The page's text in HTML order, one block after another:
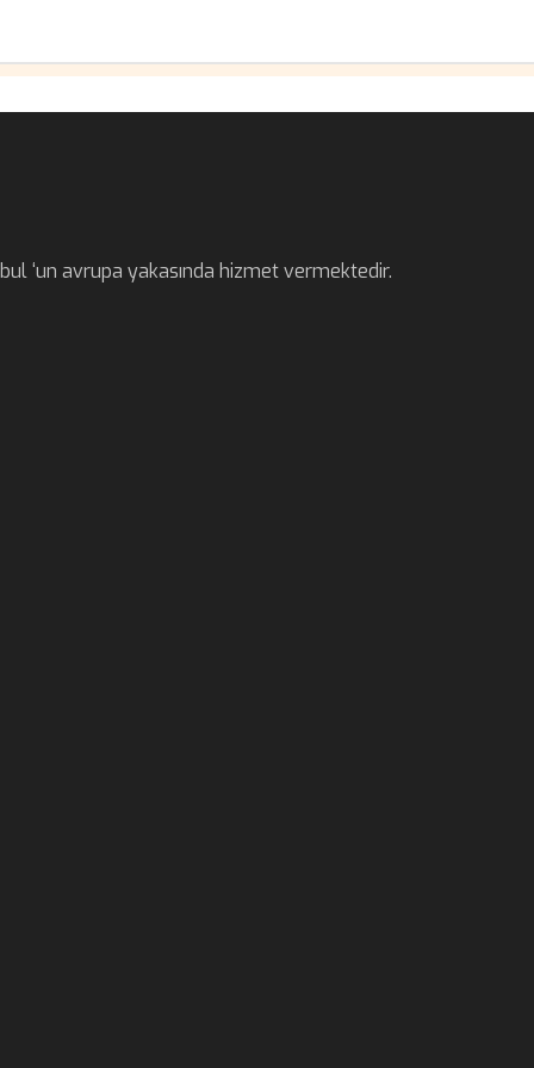
‘un avrupa yakasında hizmet vermektedir.